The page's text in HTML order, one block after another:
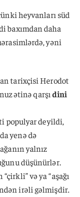
heyvanları süd
baxımdan daha
yəni
tarixçisi Herodot
ətinə qarşıdini
populyar deyildi,
yenə də
yalnız
düşünürlər.
və ya “aşağı
irəli gəlmişdir.